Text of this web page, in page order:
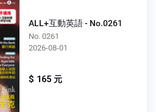
ALL+互動英語 - No.0261
No. 0261
2026-08-01
$ 165 元